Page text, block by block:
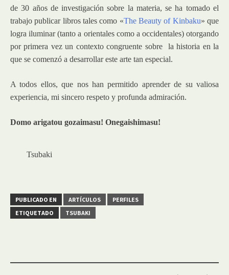
de 30 años de investigación sobre la materia, se ha tomado el
trabajo publicar libros tales como «The Beauty of Kinbaku» que
logra iluminar (tanto a orientales como a occidentales) otorgando
por primera vez un contexto congruente sobre la historia en la
que se comenzó a desarrollar este arte tan especial.
A todos ellos, que nos han permitido aprender de su valiosa
experiencia, mi sincero respeto y profunda admiración.
Domo arigatou gozaimasu! Onegaishimasu!
Tsubaki
PUBLICADO EN ARTÍCULOS
PERFILES
ETIQUETADO
TSUBAKI